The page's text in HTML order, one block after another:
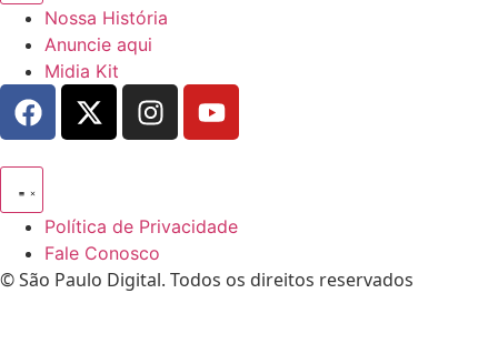
Nossa História
Anuncie aqui
Midia Kit
Política de Privacidade
Fale Conosco
© São Paulo Digital. Todos os direitos reservados